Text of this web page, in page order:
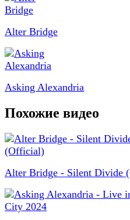
Alter Bridge
Asking Alexandria
Похожие видео
Alter Bridge - Silent Divide